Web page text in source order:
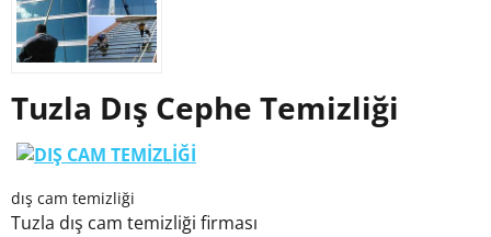
Tuzla Dış Cephe Temizliği
dış cam temizliği
Tuzla dış cam temizliği firması